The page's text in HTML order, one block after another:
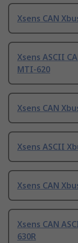
Xsens CAN
Xsens ASCII
MTI-620
Xsens CAN
Xsens ASCII
Xsens CAN
Xsens CAN
630R